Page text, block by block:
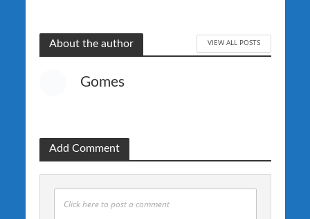
About the author VIEW ALL POSTS
Gomes
Add Comment
Click here to post a comment